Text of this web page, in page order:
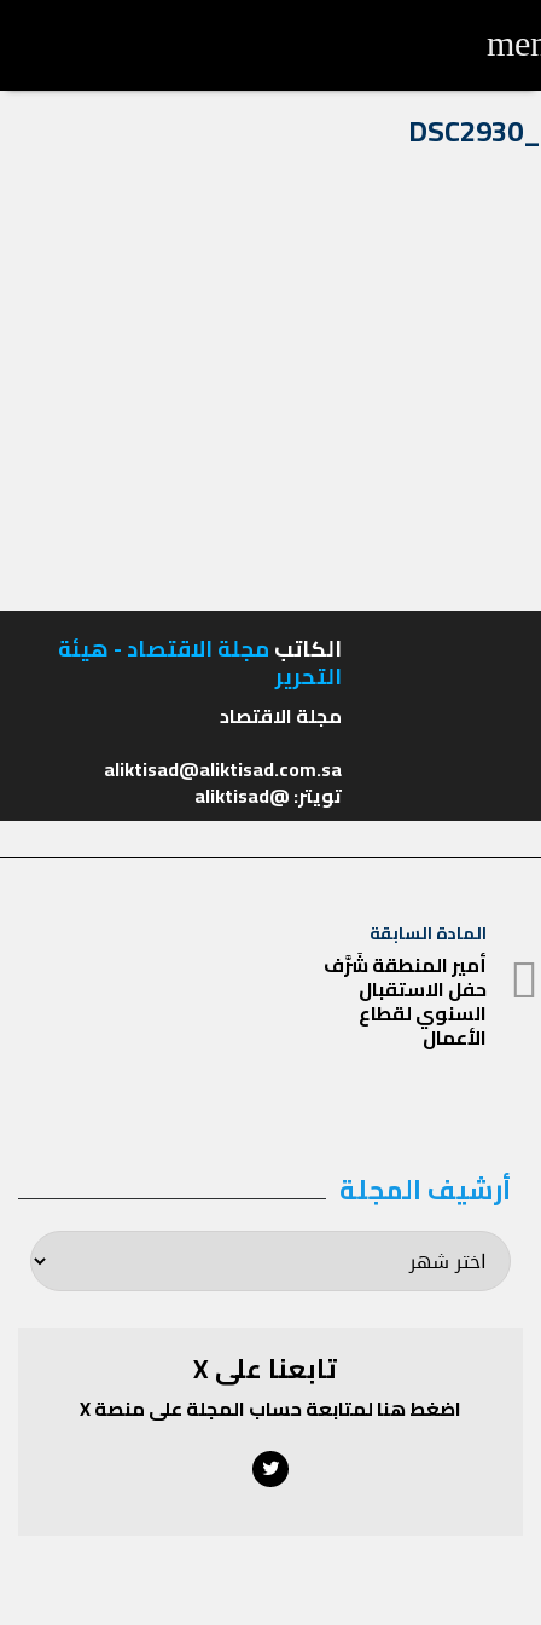
_DSC2930
الكاتبمجلة الاقتصاد - هيئة
التحرير
تويتر: @aliktisad
تصفّح
المقالات
المادة السابقة
المادة
السابقة
أمير المنطقة شَرَّف
حفل الاستقبال
السنوي لقطاع
الأعمال
أرشيف المجلة أرشيف
المجلة
تابعنا على X
اضغط هنا لمتابعة حساب المجلة على منصة X
Twitter